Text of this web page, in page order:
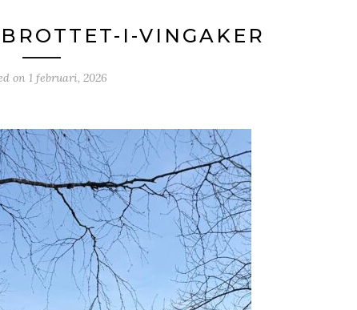
I-VINGAKER
on 1 februari, 2026